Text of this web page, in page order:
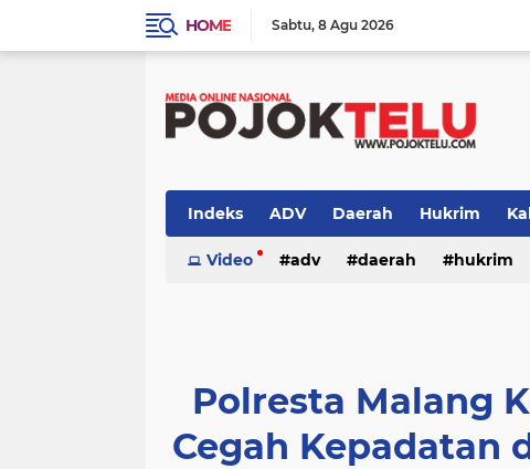
HOME Sabtu 8 Agu 2026
Indeks ADV Daerah Hukrim
Sidoarjo TNI - POLRI TNI-POLRI
Video adv daerah hukrim
Polresta Malang
Cegah Kepadatan